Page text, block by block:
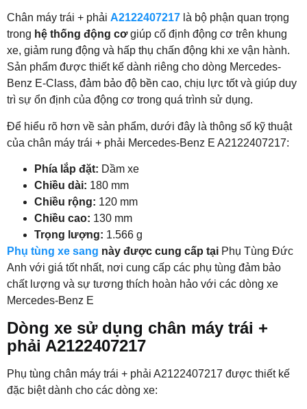
Chân máy trái + phải A2122407217 là bộ phận quan trọng
trong hệ thống động cơgiúp cố định động cơ trên khung
xe, giảm rung động và hấp thụ chấn động khi xe vận hành.
Sản phẩm được thiết kế dành riêng cho dòng Mercedes-
Benz E-Class, đảm bảo độ bền cao, chịu lực tốt và giúp duy
trì sự ổn định của động cơ trong quá trình sử dụng.
Để hiểu rõ hơn về sản phẩm, dưới đây là thông số kỹ thuật
của chân máy trái + phải Mercedes-Benz E A2122407217:
Phía lắp đặt: Dầm xe
Chiều dài: 180 mm
Chiều rộng: 120 mm
Chiều cao: 130 mm
Trọng lượng: 1.566 g
Phụ tùng xe sang này được cung cấp tại Phụ Tùng Đức
Anh với giá tốt nhất, nơi cung cấp các phụ tùng đảm bảo
chất lượng và sự tương thích hoàn hảo với các dòng xe
Mercedes-Benz E
Dòng xe sử dụng chân máy trái +
phải A2122407217
Phụ tùng chân máy trái + phải A2122407217 được thiết kế
đặc biệt dành cho các dòng xe: